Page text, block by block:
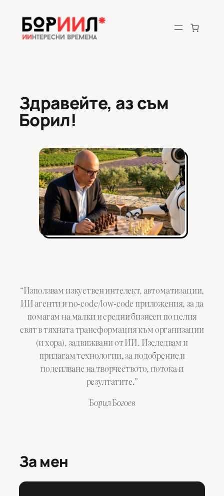
content
Здравейте, аз съм
Борил!
“Използвам изкуствен интелект, автоматизации,
ИИ агенти и no-code/low-code приложения, за да
помагам на малки и средни бизнеси по целия
свят в тяхната трансформация към организации
(и хора), задвижвани от ИИ. Изследвам и
прилагам технологии, за подобрение и
подсилване на творчеството, потока и
резултатите.”
Борил Богоев
За мен